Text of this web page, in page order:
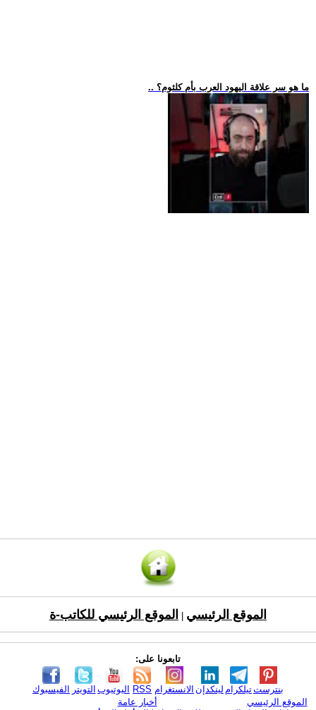
.. ما هو سر علاقة اليهود العرب بأم كلثوم؟
الموقع الرئيسي الموقع الرئيسي للكاتب-ة
تابعونا على:
الفيسبوك التويتر اليوتيوب RSS الانستغرام لينكدإن تيلكرامبنترست
الموقع الرئيسي
أخبار عامة